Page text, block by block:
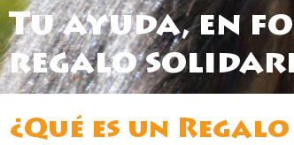
Tu ayuda, en
regalo
¿Qué es un